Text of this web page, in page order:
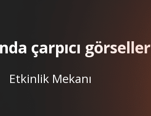
çarpıcı görseller
Etkinlik Mekanı